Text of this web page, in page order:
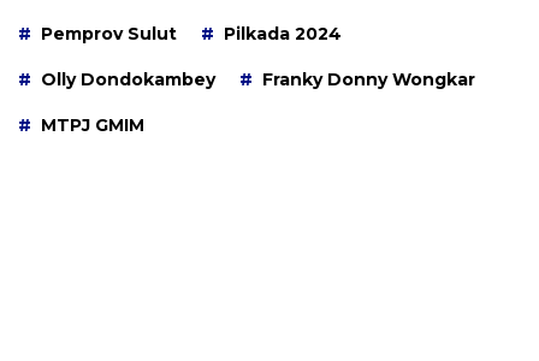
Pemprov Sulut Pilkada 2024
Olly Dondokambey Franky Donny Wongkar
MTPJ GMIM